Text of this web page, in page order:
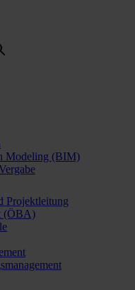
Modeling (BIM)
Projektleitung
(ÖBA)